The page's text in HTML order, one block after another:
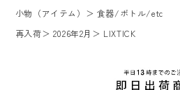
小物（アイテム） ＞ 食器/ボトル/etc
再入荷＞ 2026年2月 ＞ LIXTICK